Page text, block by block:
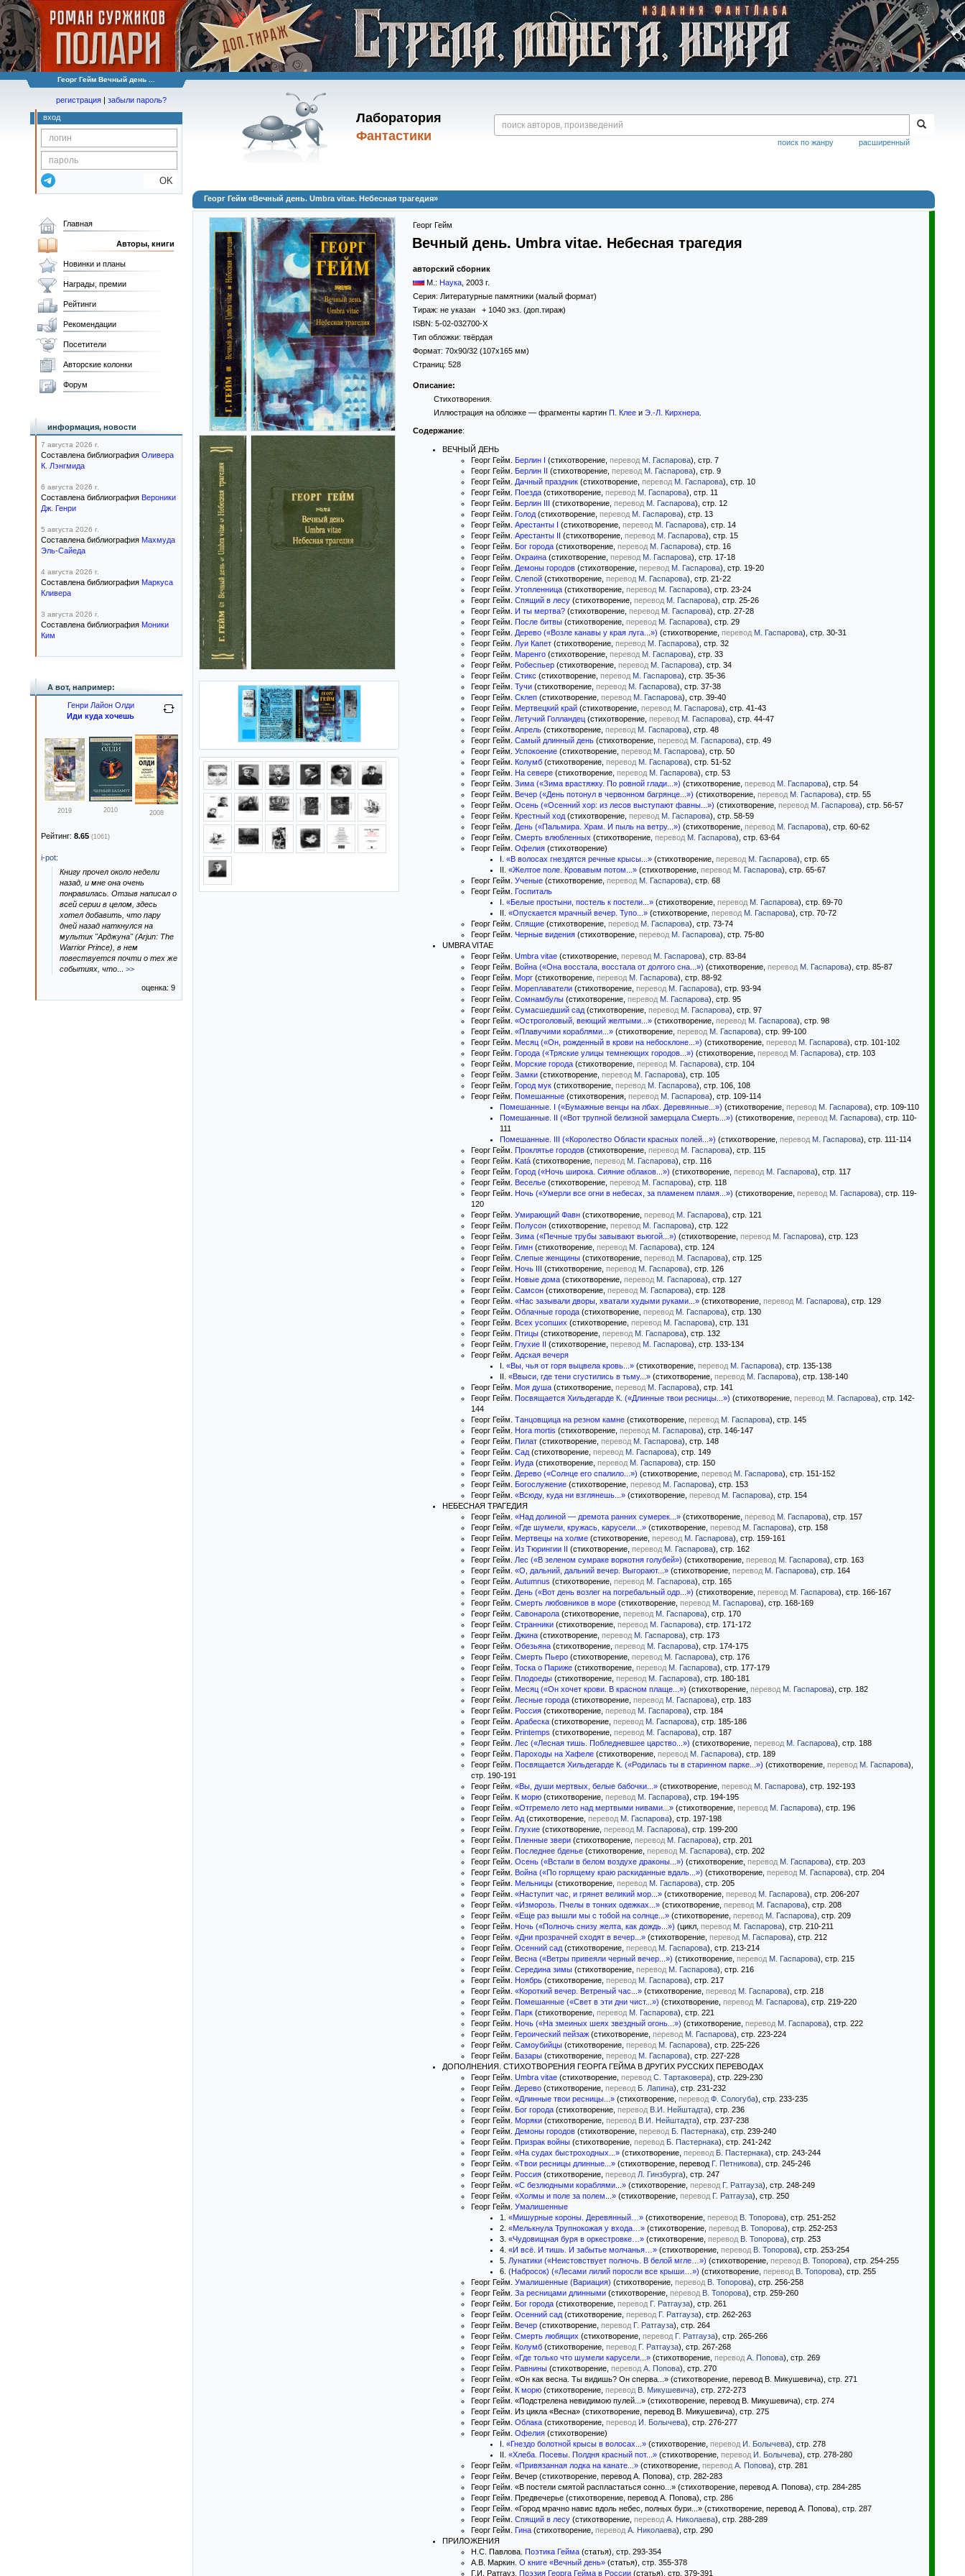
Георг Гейм Вечный день ...
Лаборатория
Фантастики
расширенный
поиск по жанру
регистрация | забыли пароль?
вход
OK
Георг Гейм «Вечный день. Umbra vitae. Небесная трагедия»
Георг Гейм
Вечный день. Umbra vitae. Небесная трагедия
авторский сборник
М.: Наука 2003 г.
Серия: Литературные памятники (малый формат)
Тираж: не указан + 1040 экз. (доп.тираж)
ISBN: 5-02-032700-X
Тип обложки: твёрдая
Формат: 70x90/32 (107x165 мм)
Страниц: 528
Описание:
Стихотворения.
Иллюстрация на обложке — фрагменты картин П. Клееи Э.-Л. Кирхнера.
Содержание:
ВЕЧНЫЙ ДЕНЬ
Георг Гейм. Берлин I (стихотворение, перевод М. Гаспарова), стр. 7
Георг Гейм. Берлин II (стихотворение, перевод М. Гаспарова), стр. 9
Георг Гейм. Дачный праздник (стихотворение, перевод М. Гаспарова), стр. 10
Георг Гейм. Поезда (стихотворение, перевод М. Гаспарова), стр. 11
Георг Гейм. Берлин III (стихотворение, перевод М. Гаспарова), стр. 12
Георг Гейм. Голод (стихотворение, перевод М. Гаспарова), стр. 13
Георг Гейм. Арестанты I (стихотворение, перевод М. Гаспарова), стр. 14
Георг Гейм. Арестанты II (стихотворение, перевод М. Гаспарова), стр. 15
Георг Гейм. Бог города (стихотворение, перевод М. Гаспарова), стр. 16
Георг Гейм. Окраина (стихотворение, перевод М. Гаспарова), стр. 17-18
Георг Гейм. Демоны городов (стихотворение, перевод М. Гаспарова), стр. 19-20
Георг Гейм. Слепой (стихотворение, перевод М. Гаспарова), стр. 21-22
Георг Гейм. Утопленница (стихотворение, перевод М. Гаспарова), стр. 23-24
Георг Гейм. Спящий в лесу (стихотворение, перевод М. Гаспарова), стр. 25-26
Георг Гейм. И ты мертва? (стихотворение, перевод М. Гаспарова), стр. 27-28
Георг Гейм. После битвы (стихотворение, перевод М. Гаспарова), стр. 29
Георг Гейм. Дерево («Возле канавы у края луга...») (стихотворение, перевод М. Гаспарова), стр. 30-31
Георг Гейм. Луи Капет (стихотворение, перевод М. Гаспарова), стр. 32
Георг Гейм. Маренго (стихотворение, перевод М. Гаспарова), стр. 33
Георг Гейм. Робеспьер (стихотворение, перевод М. Гаспарова), стр. 34
Георг Гейм. Стикс (стихотворение, перевод М. Гаспарова), стр. 35-36
Георг Гейм. Тучи (стихотворение, перевод М. Гаспарова), стр. 37-38
Георг Гейм. Склеп (стихотворение, перевод М. Гаспарова), стр. 39-40
Георг Гейм. Мертвецкий край (стихотворение, перевод М. Гаспарова), стр. 41-43
Георг Гейм. Летучий Голландец (стихотворение, перевод М. Гаспарова), стр. 44-47
Георг Гейм. Апрель (стихотворение, перевод М. Гаспарова), стр. 48
Георг Гейм. Самый длинный день (стихотворение, перевод М. Гаспарова), стр. 49
Георг Гейм. Успокоение (стихотворение, перевод М. Гаспарова), стр. 50
Георг Гейм. Колумб (стихотворение, перевод М. Гаспарова), стр. 51-52
Георг Гейм. На севере (стихотворение, перевод М. Гаспарова), стр. 53
Георг Гейм. Зима («Зима врастяжку. По ровной глади...») (стихотворение, перевод М. Гаспарова), стр. 54
Георг Гейм. Вечер («День потонул в червонном багрянце...») (стихотворение, перевод М. Гаспарова), стр. 55
Георг Гейм. Осень («Осенний хор: из лесов выступают фавны...») (стихотворение, перевод М. Гаспарова), стр. 56-57
Георг Гейм. Крестный ход (стихотворение, перевод М. Гаспарова), стр. 58-59
Георг Гейм. День («Пальмира. Храм. И пыль на ветру...») (стихотворение, перевод М. Гаспарова), стр. 60-62
Георг Гейм. Смерть влюбленных (стихотворение, перевод М. Гаспарова), стр. 63-64
Георг Гейм. Офелия (стихотворение)
I. «В волосах гнездятся речные крысы...» (стихотворение, перевод М. Гаспарова), стр. 65
II. «Желтое поле. Кровавым потом...» (стихотворение, перевод М. Гаспарова), стр. 65-67
Георг Гейм. Ученые (стихотворение, перевод М. Гаспарова), стр. 68
Георг Гейм. Госпиталь
I. «Белые простыни, постель к постели...» (стихотворение, перевод М. Гаспарова), стр. 69-70
II. «Опускается мрачный вечер. Тупо...» (стихотворение, перевод М. Гаспарова), стр. 70-72
Георг Гейм. Спящие (стихотворение, перевод М. Гаспарова), стр. 73-74
Георг Гейм. Черные видения (стихотворение, перевод М. Гаспарова), стр. 75-80
UMBRA VITAE
Георг Гейм. Umbra vitae (стихотворение, перевод М. Гаспарова), стр. 83-84
Георг Гейм. Война («Она восстала, восстала от долгого сна...») (стихотворение, перевод М. Гаспарова), стр. 85-87
Георг Гейм. Морг (стихотворение, перевод М. Гаспарова), стр. 88-92
Георг Гейм. Мореплаватели (стихотворение, перевод М. Гаспарова), стр. 93-94
Георг Гейм. Сомнамбулы (стихотворение, перевод М. Гаспарова), стр. 95
Георг Гейм. Сумасшедший сад (стихотворение, перевод М. Гаспарова), стр. 97
Георг Гейм. «Остроголовый, веющий желтыми...» (стихотворение, перевод М. Гаспарова), стр. 98
Георг Гейм. «Плавучими кораблями...» (стихотворение, перевод М. Гаспарова), стр. 99-100
Георг Гейм. Месяц («Он, рожденный в крови на небосклоне...») (стихотворение, перевод М. Гаспарова), стр. 101-102
Георг Гейм. Города («Тряские улицы темнеющих городов...») (стихотворение, перевод М. Гаспарова), стр. 103
Георг Гейм. Морские города (стихотворение, перевод М. Гаспарова), стр. 104
Георг Гейм. Замки (стихотворение, перевод М. Гаспарова), стр. 105
Георг Гейм. Город мук (стихотворение, перевод М. Гаспарова), стр. 106, 108
Георг Гейм. Помешанные (стихотворения, перевод М. Гаспарова), стр. 109-114
Помешанные. I («Бумажные венцы на лбах. Деревянные...») (стихотворение, перевод М. Гаспарова), стр. 109-110
Помешанные. II («Вот трупной белизной замерцала Смерть...») (стихотворение, перевод М. Гаспарова), стр. 110-
111
Помешанные. III («Королество Области красных полей...») (стихотворение, перевод М. Гаспарова), стр. 111-114
Георг Гейм. Проклятье городов (стихотворение, перевод М. Гаспарова), стр. 115
Георг Гейм. Katá (стихотворение, перевод М. Гаспарова), стр. 116
Георг Гейм. Город («Ночь широка. Сияние облаков...») (стихотворение, перевод М. Гаспарова), стр. 117
Георг Гейм. Веселье (стихотворение, перевод М. Гаспарова), стр. 118
Георг Гейм. Ночь («Умерли все огни в небесах, за пламенем пламя...») (стихотворение, перевод М. Гаспарова), стр. 119-
120
Георг Гейм. Умирающий Фавн (стихотворение, перевод М. Гаспарова), стр. 121
Георг Гейм. Полусон (стихотворение, перевод М. Гаспарова), стр. 122
Георг Гейм. Зима («Печные трубы завывают вьюгой...») (стихотворение, перевод М. Гаспарова), стр. 123
Георг Гейм. Гимн (стихотворение, перевод М. Гаспарова), стр. 124
Георг Гейм. Слепые женщины (стихотворение, перевод М. Гаспарова), стр. 125
Георг Гейм. Ночь III (стихотворение, перевод М. Гаспарова), стр. 126
Георг Гейм. Новые дома (стихотворение, перевод М. Гаспарова), стр. 127
Георг Гейм. Самсон (стихотворение, перевод М. Гаспарова), стр. 128
Георг Гейм. «Нас зазывали дворы, хватали худыми руками...» (стихотворение, перевод М. Гаспарова), стр. 129
Георг Гейм. Облачные города (стихотворение, перевод М. Гаспарова), стр. 130
Георг Гейм. Всех усопших (стихотворение, перевод М. Гаспарова), стр. 131
Георг Гейм. Птицы (стихотворение, перевод М. Гаспарова), стр. 132
Георг Гейм. Глухие II (стихотворение, перевод М. Гаспарова), стр. 133-134
Георг Гейм. Адская вечеря
I. «Вы, чья от горя выцвела кровь...» (стихотворение, перевод М. Гаспарова), стр. 135-138
II. «Ввыси, где тени сгустились в тьму...» (стихотворение, перевод М. Гаспарова), стр. 138-140
Георг Гейм. Моя душа (стихотворение, перевод М. Гаспарова), стр. 141
Георг Гейм. Посвящается Хильдегарде К. («Длинные твои ресницы...») (стихотворение, перевод М. Гаспарова), стр. 142-
144
Георг Гейм. Танцовщица на резном камне (стихотворение, перевод М. Гаспарова), стр. 145
Георг Гейм. Hora mortis (стихотворение, перевод М. Гаспарова), стр. 146-147
Георг Гейм. Пилат (стихотворение, перевод М. Гаспарова), стр. 148
Георг Гейм. Сад (стихотворение, перевод М. Гаспарова), стр. 149
Георг Гейм. Иуда (стихотворение, перевод М. Гаспарова), стр. 150
Георг Гейм. Дерево («Солнце его спалило...») (стихотворение, перевод М. Гаспарова), стр. 151-152
Георг Гейм. Богослужение (стихотворение, перевод М. Гаспарова), стр. 153
Георг Гейм. «Всюду, куда ни взглянешь...» (стихотворение, перевод М. Гаспарова), стр. 154
НЕБЕСНАЯ ТРАГЕДИЯ
Георг Гейм. «Над долиной — дремота ранних сумерек...» (стихотворение, перевод М. Гаспарова), стр. 157
Георг Гейм. «Где шумели, кружась, карусели...» (стихотворение, перевод М. Гаспарова), стр. 158
Георг Гейм. Мертвецы на холме (стихотворение, перевод М. Гаспарова), стр. 159-161
Георг Гейм. Из Тюрингии II (стихотворение, перевод М. Гаспарова), стр. 162
Георг Гейм. Лес («В зеленом сумраке воркотня голубей») (стихотворение, перевод М. Гаспарова), стр. 163
Георг Гейм. «О, дальний, дальний вечер. Выгорают...» (стихотворение, перевод М. Гаспарова), стр. 164
Георг Гейм. Autumnus (стихотворение, перевод М. Гаспарова), стр. 165
Георг Гейм. День («Вот день возлег на погребальный одр...») (стихотворение, перевод М. Гаспарова), стр. 166-167
Георг Гейм. Смерть любовников в море (стихотворение, перевод М. Гаспарова), стр. 168-169
Георг Гейм. Савонарола (стихотворение, перевод М. Гаспарова), стр. 170
Георг Гейм. Странники (стихотворение, перевод М. Гаспарова), стр. 171-172
Георг Гейм. Джина (стихотворение, перевод М. Гаспарова), стр. 173
Георг Гейм. Обезьяна (стихотворение, перевод М. Гаспарова), стр. 174-175
Георг Гейм. Смерть Пьеро (стихотворение, перевод М. Гаспарова), стр. 176
Георг Гейм. Тоска о Париже (стихотворение, перевод М. Гаспарова), стр. 177-179
Георг Гейм. Плодоеды (стихотворение, перевод М. Гаспарова), стр. 180-181
Георг Гейм. Месяц («Он хочет крови. В красном плаще...») (стихотворение, перевод М. Гаспарова), стр. 182
Георг Гейм. Лесные города (стихотворение, перевод М. Гаспарова), стр. 183
Георг Гейм. Россия (стихотворение, перевод М. Гаспарова), стр. 184
Георг Гейм. Арабеска (стихотворение, перевод М. Гаспарова), стр. 185-186
Георг Гейм. Printemps (стихотворение, перевод М. Гаспарова), стр. 187
Георг Гейм. Лес («Лесная тишь. Побледневшее царство...») (стихотворение, перевод М. Гаспарова), стр. 188
Георг Гейм. Пароходы на Хафеле (стихотворение, перевод М. Гаспарова), стр. 189
Георг Гейм. Посвящается Хильдегарде К. («Родилась ты в старинном парке...») (стихотворение, перевод М. Гаспарова),
стр. 190-191
Георг Гейм. «Вы, души мертвых, белые бабочки...» (стихотворение, перевод М. Гаспарова), стр. 192-193
Георг Гейм. К морю (стихотворение, перевод М. Гаспарова), стр. 194-195
Георг Гейм. «Отгремело лето над мертвыми нивами...» (стихотворение, перевод М. Гаспарова), стр. 196
Георг Гейм. Ад (стихотворение, перевод М. Гаспарова), стр. 197-198
Георг Гейм. Глухие (стихотворение, перевод М. Гаспарова), стр. 199-200
Георг Гейм. Пленные звери (стихотворение, перевод М. Гаспарова), стр. 201
Георг Гейм. Последнее бденье (стихотворение, перевод М. Гаспарова), стр. 202
Георг Гейм. Осень («Встали в белом воздухе драконы...») (стихотворение, перевод М. Гаспарова), стр. 203
Георг Гейм. Война («По горящему краю раскиданные вдаль...») (стихотворение, перевод М. Гаспарова), стр. 204
Георг Гейм. Мельницы (стихотворение, перевод М. Гаспарова), стр. 205
Георг Гейм. «Наступит час, и грянет великий мор...» (стихотворение, перевод М. Гаспарова), стр. 206-207
Георг Гейм. «Изморозь. Пчелы в тонких одежках...» (стихотворение, перевод М. Гаспарова), стр. 208
Георг Гейм. «Еще раз вышли мы с тобой на солнце...» (стихотворение, перевод М. Гаспарова), стр. 209
Георг Гейм. Ночь («Полночь снизу желта, как дождь...») (цикл, перевод М. Гаспарова), стр. 210-211
Георг Гейм. «Дни прозрачней сходят в вечер...» (стихотворение, перевод М. Гаспарова), стр. 212
Георг Гейм. Осенний сад (стихотворение, перевод М. Гаспарова), стр. 213-214
Георг Гейм. Весна («Ветры привеяли черный вечер...») (стихотворение, перевод М. Гаспарова), стр. 215
Георг Гейм. Середина зимы (стихотворение, перевод М. Гаспарова), стр. 216
Георг Гейм. Ноябрь (стихотворение, перевод М. Гаспарова), стр. 217
Георг Гейм. «Короткий вечер. Ветреный час...» (стихотворение, перевод М. Гаспарова), стр. 218
Георг Гейм. Помешанные («Свет в эти дни чист...») (стихотворение, перевод М. Гаспарова), стр. 219-220
Георг Гейм. Парк (стихотворение, перевод М. Гаспарова), стр. 221
Георг Гейм. Ночь («На змеиных шеях звездный огонь...») (стихотворение, перевод М. Гаспарова), стр. 222
Георг Гейм. Героический пейзаж (стихотворение, перевод М. Гаспарова), стр. 223-224
Георг Гейм. Самоубийцы (стихотворение, перевод М. Гаспарова), стр. 225-226
Георг Гейм. Базары (стихотворение, перевод М. Гаспарова), стр. 227-228
ДОПОЛНЕНИЯ. СТИХОТВОРЕНИЯ ГЕОРГА ГЕЙМА В ДРУГИХ РУССКИХ ПЕРЕВОДАХ
Георг Гейм. Umbra vitae (стихотворение, перевод С. Тартаковера), стр. 229-230
Георг Гейм. Дерево (стихотворение, перевод Б. Лапина), стр. 231-232
Георг Гейм. «Длинные твои ресницы...» (стихотворение, перевод Ф. Сологуба), стр. 233-235
Георг Гейм. Бог города (стихотворение, перевод В.И. Нейштадта), стр. 236
Георг Гейм. Моряки (стихотворение, перевод В.И. Нейштадта), стр. 237-238
Георг Гейм. Демоны городов (стихотворение, перевод Б. Пастернака), стр. 239-240
Георг Гейм. Призрак войны (стихотворение, перевод Б. Пастернака), стр. 241-242
Георг Гейм. «На судах быстроходных...» (стихотворение, перевод Б. Пастернака), стр. 243-244
Георг Гейм. «Твои ресницы длинные...» (стихотворение, перевод Г. Петникова), стр. 245-246
Георг Гейм. Россия (стихотворение, перевод Л. Гинзбурга), стр. 247
Георг Гейм. «С безлюдными кораблями...» (стихотворение, перевод Г. Ратгауза), стр. 248-249
Георг Гейм. «Холмы и поле за полем...» (стихотворение, перевод Г. Ратгауза), стр. 250
Георг Гейм. Умалишенные
1. «Мишурные короны. Деревянный…» (стихотворение, перевод В. Топорова), стр. 251-252
2. «Мелькнула Трупнокожая у входа…» (стихотворение, перевод В. Топорова), стр. 252-253
3. «Чудовищная буря в оркестровке…» (стихотворение, перевод В. Топорова), стр. 253
4. «И всё. И тишь. И забытье молчанья…» (стихотворение, перевод В. Топорова), стр. 253-254
5. Лунатики («Неистовствует полночь. В белой мгле…») (стихотворение, перевод В. Топорова), стр. 254-255
6. (Набросок) («Лесами лилий поросли все крыши…») (стихотворение, перевод В. Топорова), стр. 255
Георг Гейм. Умалишенные (Вариация) (стихотворение, перевод В. Топорова), стр. 256-258
Георг Гейм. За ресницами длинными (стихотворение, перевод В. Топорова), стр. 259-260
Георг Гейм. Бог города (стихотворение, перевод Г. Ратгауза), стр. 261
Георг Гейм. Осенний сад (стихотворение, перевод Г. Ратгауза), стр. 262-263
Георг Гейм. Вечер (стихотворение, перевод Г. Ратгауза), стр. 264
Георг Гейм. Смерть любящих (стихотворение, перевод Г. Ратгауза), стр. 265-266
Георг Гейм. Колумб (стихотворение, перевод Г. Ратгауза), стр. 267-268
Георг Гейм. «Где только что шумели карусели...» (стихотворение, перевод А. Попова), стр. 269
Георг Гейм. Равнины (стихотворение, перевод А. Попова), стр. 270
Георг Гейм. «Он как весна. Ты видишь? Он сперва...» (стихотворение, перевод В. Микушевича), стр. 271
Георг Гейм. К морю (стихотворение, перевод В. Микушевича), стр. 272-273
Георг Гейм. «Подстрелена невидимою пулей...» (стихотворение, перевод В. Микушевича), стр. 274
Георг Гейм. Из цикла «Весна» (стихотворение, перевод В. Микушевича), стр. 275
Георг Гейм. Облака (стихотворение, перевод И. Болычева), стр. 276-277
Георг Гейм. Офелия (стихотворение)
I. «Гнездо болотной крысы в волосах...» (стихотворение, перевод И. Болычева), стр. 278
II. «Хлеба. Посевы. Полдня красный пот...» (стихотворение, перевод И. Болычева), стр. 278-280
Георг Гейм. «Привязанная лодка на канате...» (стихотворение, перевод А. Попова), стр. 281
Георг Гейм. Вечер (стихотворение, перевод А. Попова), стр. 282-283
Георг Гейм. «В постели смятой распластаться сонно...» (стихотворение, перевод А. Попова), стр. 284-285
Георг Гейм. Предвечерье (стихотворение, перевод А. Попова), стр. 286
Георг Гейм. «Город мрачно навис вдоль небес, полных бури...» (стихотворение, перевод А. Попова), стр. 287
Георг Гейм. Спящий в лесу (стихотворение, перевод А. Николаева), стр. 288-289
Георг Гейм. Гина (стихотворение, перевод А. Николаева), стр. 290
ПРИЛОЖЕНИЯ
Н.С. Павлова. Поэтика Гейма (статья), стр. 293-354
A.B. Маркин. О книге «Вечный день» (статья), стр. 355-378
Г.И. Ратгауз. Поэзия Георга Гейма в России (статья), стр. 379-391
Главная
Авторы, книги
Новинки и планы
Награды, премии
Рейтинги
Рекомендации
Посетители
Авторские колонки
Форум
информация, новости
7 августа 2026 г.
Составлена библиография Оливера
К. Лэнгмида
6 августа 2026 г.
Составлена библиография Вероники
Дж. Генри
5 августа 2026 г.
Составлена библиография Махмуда
Эль-Сайеда
4 августа 2026 г.
Составлена библиография Маркуса
Кливера
3 августа 2026 г.
Составлена библиография Моники
Ким
А вот, например:
Генри Лайон Олди
Иди куда хочешь
2019 2010 2008
Рейтинг: 8.65 (1061)
i-pot:
Книгу прочел около недели
назад, и мне она очень
понравилась. Отзыв написал о
всей серии в целом, здесь
хотел добавить, что пару
дней назад наткнулся на
мультик "Арджуна" (Arjun: The
Warrior Prince), в нем
повествуется почти о тех же
событиях, что
>>
оценка: 9